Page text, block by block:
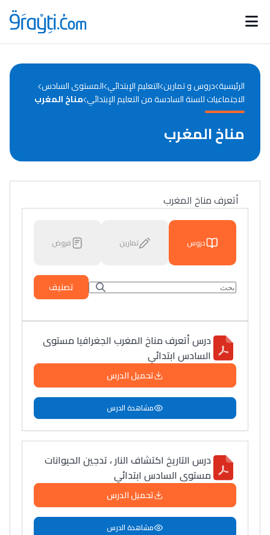
Catégories
d'actualités
Annonces bourses
الرئيسية دروس و تمارين التعليم الإبتدائي المستوى السادس
الاجتماعيات للسنة السادسة من التعليم الإبتدائي مناخ المغرب
مناخ المغرب
أتعرف مناخ المغرب
دروس تمارين فروض
تصنيف
درس أتعرف مناخ المغرب الجغرافيا مستوى
السادس ابتدائي
تحميل الدرس
مشاهدة الدرس
درس التاريخ اكتشاف النار ، تدجين الحيوانات
مستوى السادس ابتدائي
تحميل الدرس
مشاهدة الدرس